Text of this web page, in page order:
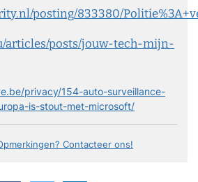
posting/833380/
articles/posts/jouw-tech-mijn-
privacy/154-auto-surveillance-
is-stout-met-microsoft/
Contacteer ons!